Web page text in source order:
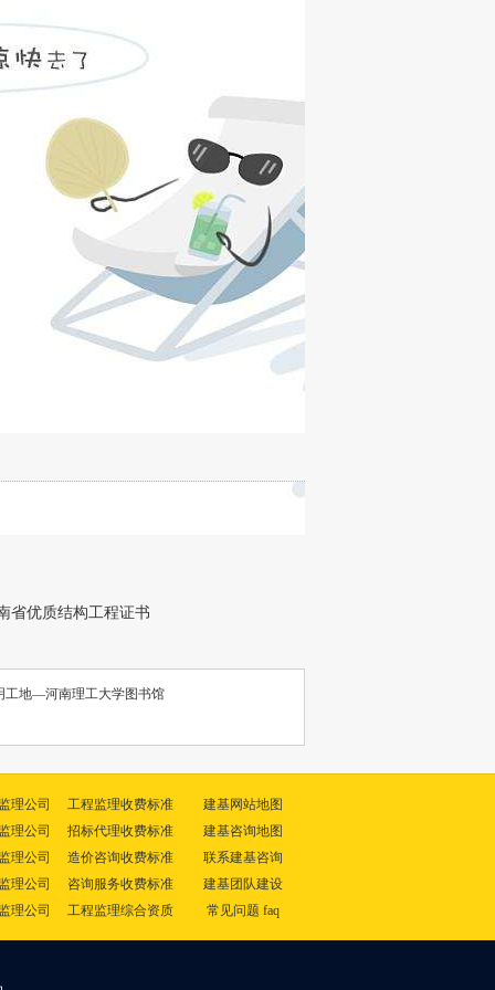
省优质结构工程证书
工地—河南理工大学图书馆
理公司
理公司
理公司
理公司
理公司
工程监理收费标准
招标代理收费标准
造价咨询收费标准
咨询服务收费标准
工程监理综合资质
建基网站地图
建基咨询地图
联系建基咨询
建基团队建设
常见问题 faq